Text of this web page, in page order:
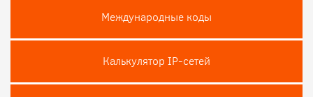
Международные коды
Калькулятор IP-сетей